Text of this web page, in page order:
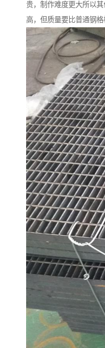
贵，制作难度更大所以
高，但质量要比普通钢格